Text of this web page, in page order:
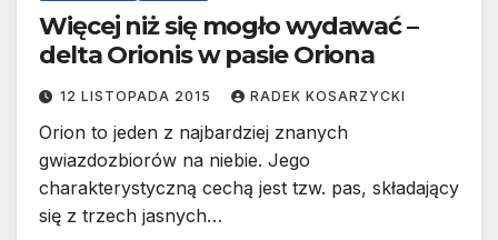
Więcej niż się mogło wydawać –
delta Orionis w pasie Oriona
12 LISTOPADA 2015 RADEK KOSARZYCKI
Orion to jeden z najbardziej znanych
gwiazdozbiorów na niebie. Jego
charakterystyczną cechą jest tzw. pas, składający
się z trzech jasnych…